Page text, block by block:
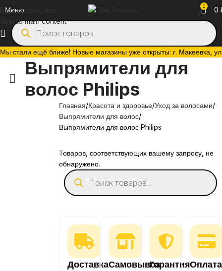
Skip to navigation
Skip to main content
Мы стали ещё ближе! Новые магазины уже открыты: г. Макеевка,
Меню 0 0
Выпрямители для
волос Philips
Главная Красота и здоровье Уход за волосами
Выпрямители для волос
Выпрямители для волос Philips
Товаров, соответствующих вашему запросу, не
обнаружено.
ДоставкаСамовывозГарантияОплата